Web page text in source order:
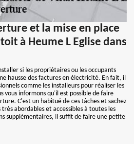
et la mise en place
à Heume L Eglise dans
si les propriétaires ou les occupants
hausse des factures en électricité. En fait, il
comme les installeurs pour réaliser les
vous informons qu'il est possible de faire
C'est un habitué de ces tâches et sachez
abordables et accessibles à toutes les
supplémentaires, il suffit de faire une petite